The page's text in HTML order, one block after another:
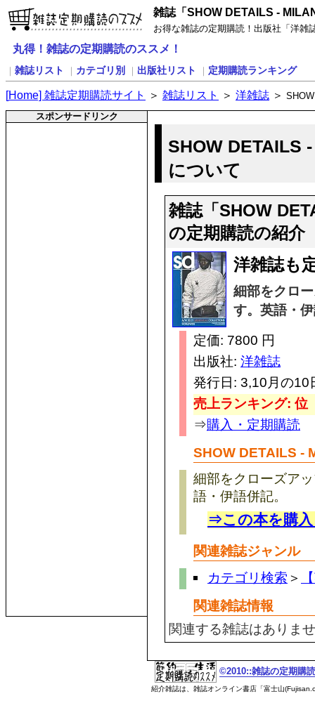
雑誌「SHOW DETAILS -
お得な雑誌の定期購読！出版社「洋雑
丸得！雑誌の定期購読のススメ！
雑誌リスト カテゴリ別 出版社リスト 定期購読ランキング
[Home] 雑誌定期購読サイト ＞ 雑誌リスト ＞ 洋雑誌 ＞
スポンサードリンク
SHOW DETAILS
について
雑誌「SHOW
の定期購読の紹介
洋雑誌も
細部をクロ
す。英語・
定価: 7800 円
出版社: 洋雑誌
発行日: 3,10月の10
売上ランキング: 位
⇒購入・定期購読
SHOW DETAILS -
細部をクローズア
語・伊語併記。
⇒この本を購
関連雑誌ジャンル
カテゴリ検索 ＞
関連雑誌情報
関連する雑誌はありま
©2010::雑誌の定期購
紹介雑誌は、雑誌オンライン書店「富士山